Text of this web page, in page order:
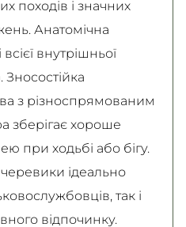
походів і значних
Анатомічна
внутрішньої
Зносостійка
з різноспрямованим
зберігає хороше
при ходьбі або бігу.
черевики ідеально
так і
відпочинку.